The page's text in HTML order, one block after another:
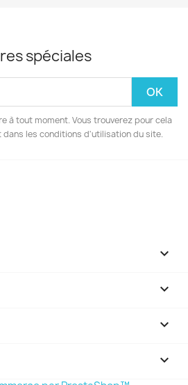
spéciales
à tout moment. Vous trouverez pour cela
les conditions d'utilisation du site.



keyboard_arrow_down